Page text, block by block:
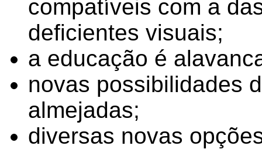
compatíveis com a
deficientes visuais;
a educação é
novas possibilidades
almejadas;
diversas novas